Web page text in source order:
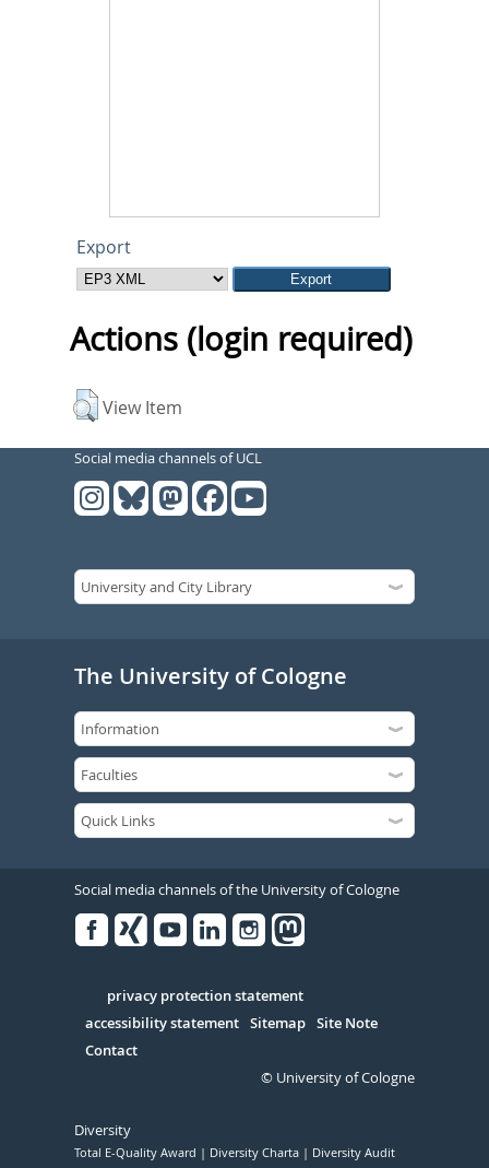
Export
Actions (login required)
View Item
Social media channels of UCL
The University of Cologne
Social media channels of the University of Cologne
Serivce
privacy protection statement
accessibility statement Sitemap Site Note
Contact
© University of Cologne
Diversity
Total E-Quality Award Diversity Charta Diversity Audit